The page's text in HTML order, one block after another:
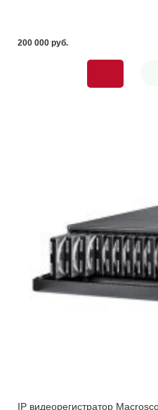
200 000 pуб.
IP видеорегистратор